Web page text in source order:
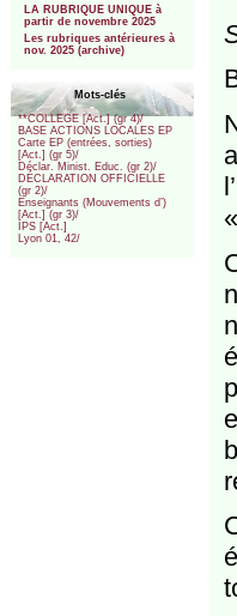
LA RUBRIQUE UNIQUE à
partir de novembre 2025
Les rubriques antérieures à
nov. 2025 (archive)
Mots-clés
**COLLEGE [Act.] (gr 4)/
BASE ACTIONS LOCALES EP
Carte EP (entrées, sorties)
[Act.] (gr 5)/
Déclar. Minist. Educ. (gr 2)/
DÉCLARATION OFFICIELLE
(gr 2)/
Enseignants (Mouvements d’)
[Act.] (gr 3)/
IPS [Act.]
Lyon 01, 42/